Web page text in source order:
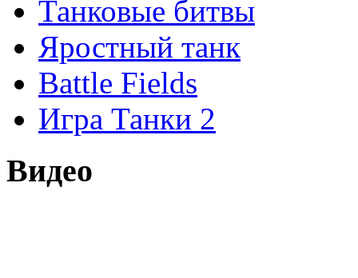
Танковые битвы
Яростный танк
Battle Fields
Игра Танки 2
Видео